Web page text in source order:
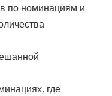
по номинациям и
где